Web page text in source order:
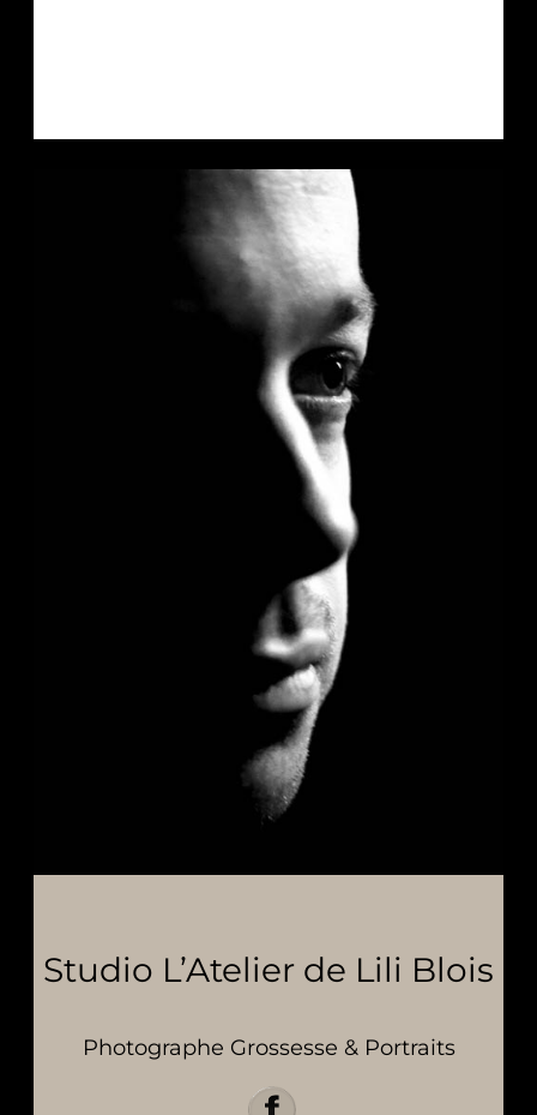
Studio L’Atelier de Lili Blois
Photographe Grossesse & Portraits